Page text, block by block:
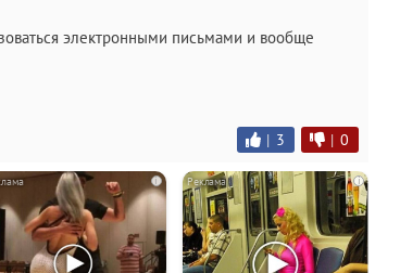
электронными письмами и вообще
| 3 | 0
i i